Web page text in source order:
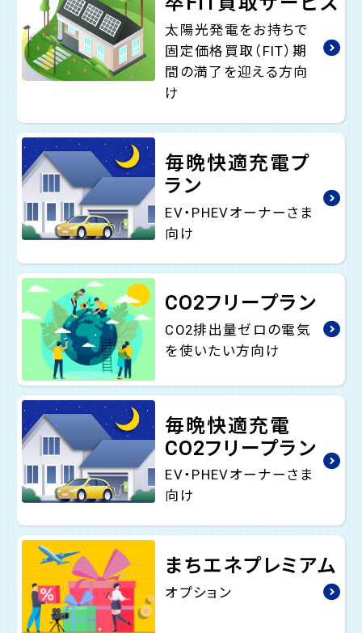
太陽光発電をお持ちで
固定価格買取（FIT）期
間の満了を迎える方向
け
毎晩快適充電プ
ラン
EV・PHEVオーナーさま
向け
CO2フリープラン
CO2排出量ゼロの電気
を使いたい方向け
毎晩快適充電
CO2フリープラン
EV・PHEVオーナーさま
向け
まちエネプレミアム
オプション